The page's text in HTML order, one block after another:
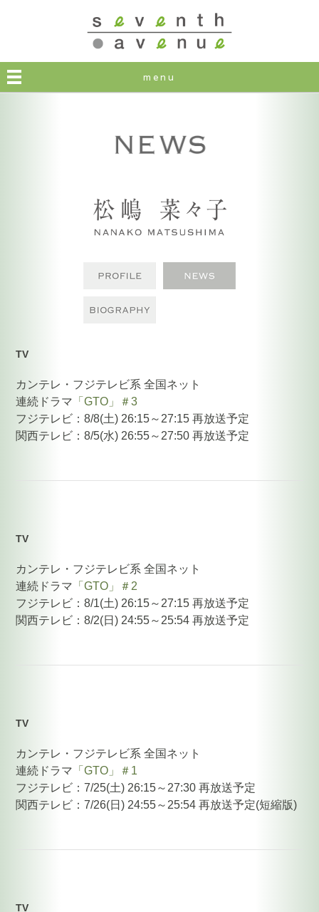
menu
PROFILE
TV
カンテレ・フジテレビ系 全国ネット
連続ドラマ 「GTO」＃3
フジテレビ：8/8(土) 26:15～27:15 再放送予定
関西テレビ：8/5(水) 26:55～27:50 再放送予定
TV
カンテレ・フジテレビ系 全国ネット
連続ドラマ 「GTO」＃2
フジテレビ：8/1(土) 26:15～27:15 再放送予定
関西テレビ：8/2(日) 24:55～25:54 再放送予定
TV
カンテレ・フジテレビ系 全国ネット
連続ドラマ 「GTO」＃1
フジテレビ：7/25(土) 26:15～27:30 再放送予定
関西テレビ：7/26(日) 24:55～25:54 再放送予定(短縮版)
TV